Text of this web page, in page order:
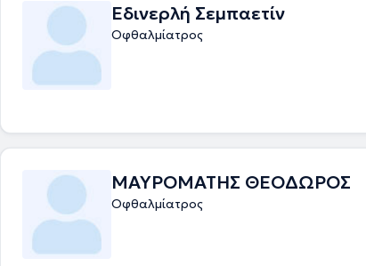
Εδινερλή Σεμπαετίν
Οφθαλμίατρος
ΜΑΥΡΟΜΑΤΗΣ ΘΕΟΔΩΡΟΣ
Οφθαλμίατρος